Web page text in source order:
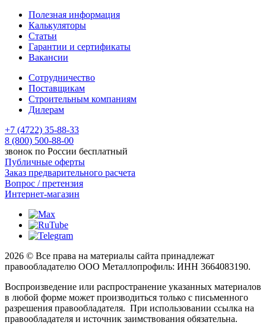
Полезная информация
Калькуляторы
Статьи
Гарантии и сертификаты
Вакансии
Сотрудничество
Поставщикам
Строительным компаниям
Дилерам
+7 (4722) 35-88-33
8 (800) 500-88-00
звонок по России бесплатный
Публичные оферты
Заказ предварительного расчета
Вопрос / претензия
Интернет-магазин
2026 © Все права на материалы сайта принадлежат
правообладателю ООО Металлопрофиль: ИНН 3664083190.
Воспроизведение или распространение указанных материалов
в любой форме может производиться только с письменного
разрешения правообладателя. При использовании ссылка на
правообладателя и источник заимствования обязательна.